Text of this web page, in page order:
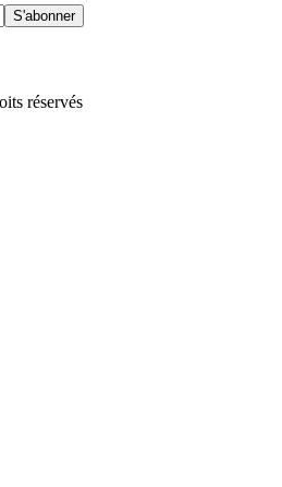
S'abonner
réservés